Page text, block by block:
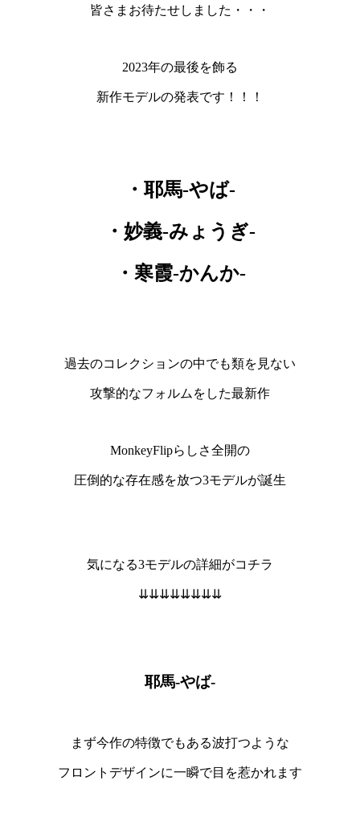
皆さまお待たせしました・・・
2023年の最後を飾る
新作モデルの発表です！！！
・耶馬-やば-
・妙義-みょうぎ-
・寒霞-かんか-
過去のコレクションの中でも類を見ない
攻撃的なフォルムをした最新作
MonkeyFlipらしさ全開の
圧倒的な存在感を放つ3モデルが誕生
気になる3モデルの詳細がコチラ
⇊⇊⇊⇊⇊⇊⇊⇊
耶馬-やば-
まず今作の特徴でもある波打つような
フロントデザインに一瞬で目を惹かれます